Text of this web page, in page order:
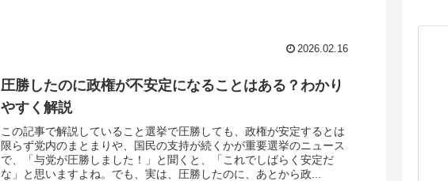
2026.02.16
圧勝したのに政権が不安定になることはある？わかり
やすく解説
この記事で解説していること選挙で圧勝しても、政権が安定するとは
限らず党内のまとまりや、国民の支持が続くかが重要選挙のニュース
で、「与党が圧勝しました！」と聞くと、「これでしばらく安定だ
な」と思いますよね。でも、実は、圧勝したのに、あとから政...